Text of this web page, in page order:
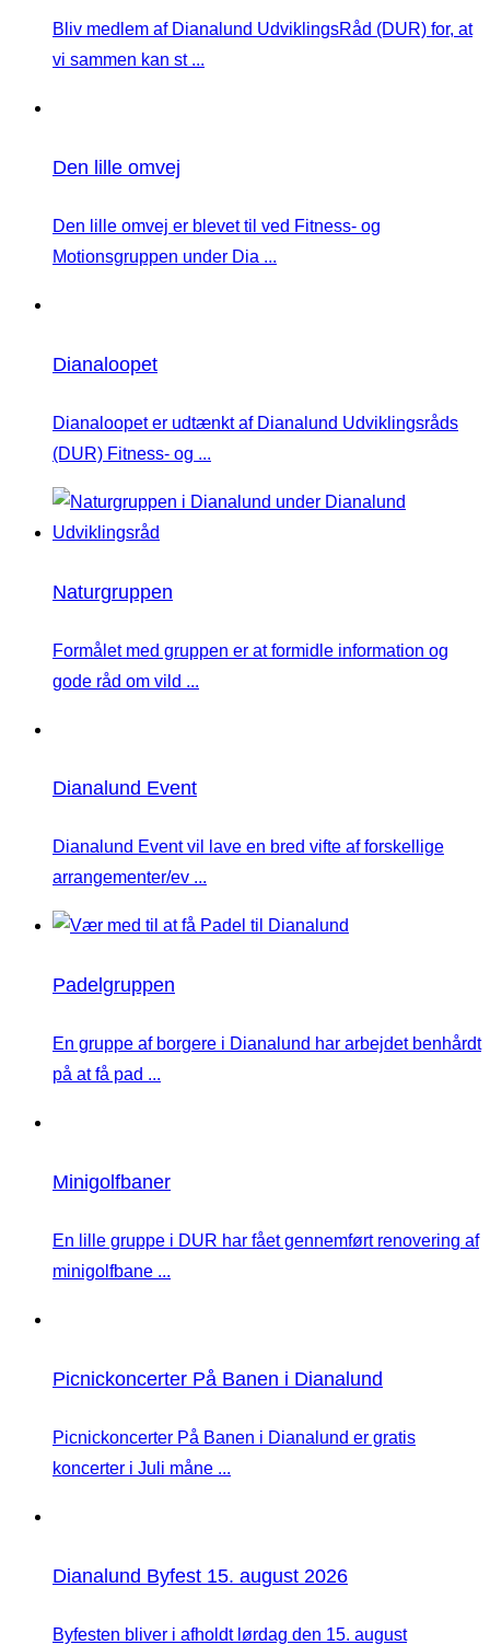
Bliv medlem af Dianalund UdviklingsRåd (DUR) for, at
vi sammen kan st ...
Den lille omvej
Den lille omvej er blevet til ved Fitness- og
Motionsgruppen under Dia ...
Dianaloopet
Dianaloopet er udtænkt af Dianalund Udviklingsråds
(DUR) Fitness- og ...
Naturgruppen
Formålet med gruppen er at formidle information og
gode råd om vild ...
Dianalund Event
Dianalund Event vil lave en bred vifte af forskellige
arrangementer/ev ...
Padelgruppen
En gruppe af borgere i Dianalund har arbejdet benhårdt
på at få pad ...
Minigolfbaner
En lille gruppe i DUR har fået gennemført renovering af
minigolfbane ...
Picnickoncerter På Banen i Dianalund
Picnickoncerter På Banen i Dianalund er gratis
koncerter i Juli måne ...
Dianalund Byfest 15. august 2026
Byfesten bliver i afholdt lørdag den 15. august